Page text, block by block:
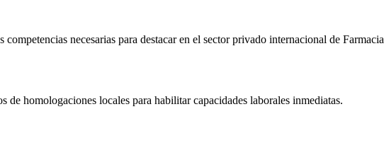
necesarias para destacar en el sector privado internacional de Farmacia
homologaciones locales para habilitar capacidades laborales inmediatas.